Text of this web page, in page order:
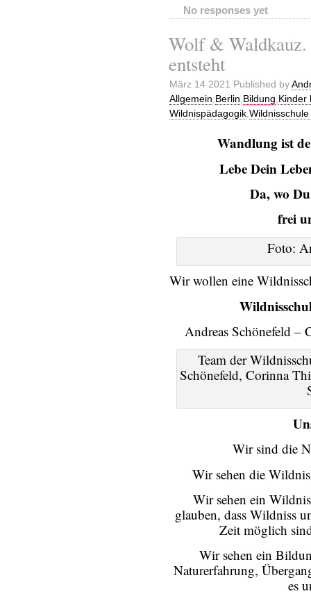
No responses yet
Wolf &
entsteht
März 14 2021 Published by
Allgemein,Berlin,Bildung,Kinder
Wildnispädagogik,
Wandlung ist
Lebe Dein
Da, wo
frei
Foto:
Wir wollen eine
Andreas Schönefeld –
Team der
Schönefeld, Corinna
Wir sind die
Wir sehen die
Wir sehen ein
glauben, dass Wildniss
Zeit möglich
Wir sehen ein
Naturerfahrung,
es